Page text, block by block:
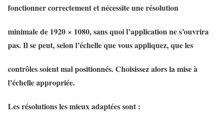
fonctionner correctement et nécessite une résolution
minimale de 1920 × 1080, sans quoi l’application ne s’ouvrira
pas. Il se peut, selon l’échelle que vous appliquez, que les
contrôles soient mal positionnés. Choisissez alors la mise à
l’échelle appropriée.
Les résolutions les mieux adaptées sont :